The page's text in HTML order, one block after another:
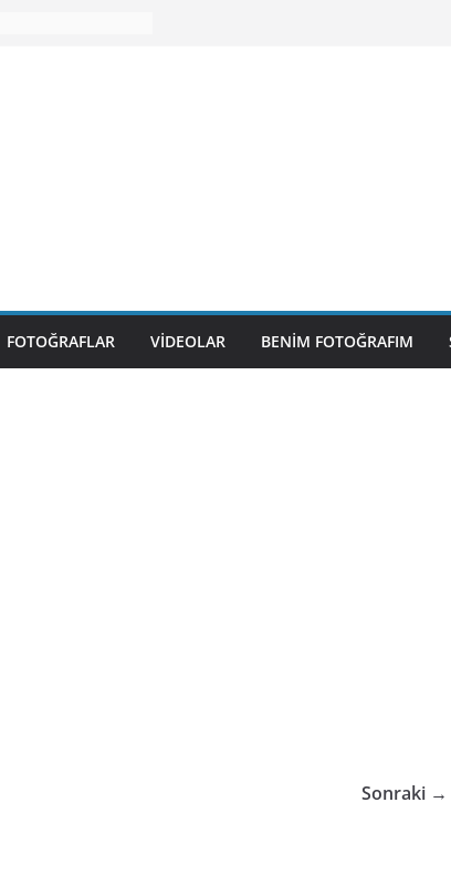
FOTOĞRAFLAR VIDEOLAR BENIM FOTOĞRAFIM
Sonraki →